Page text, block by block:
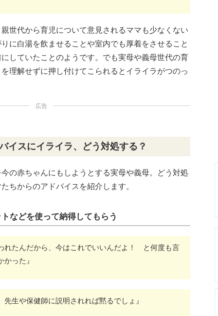
世代から育児について意見されるママも少なくない
に白湯を飲ませることや室内でも厚着をさせること
していたことのようです。でも実母や義母世代の育
理解せずに押し付けてこられるとイライラがつのっ
広告
イスにイライラ、どう対処する？
の赤ちゃんにもしようとする実母や義母。どう対処
ちからのアドバイスを紹介します。
などを使って納得してもらう
れたんだから、今はこれでいいんだよ！ と何度も言
った』
先生や保健師に説明されれば黙るでしょ』